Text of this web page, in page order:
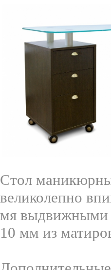
Стол
великолепно
мя выдвижными
10 мм из